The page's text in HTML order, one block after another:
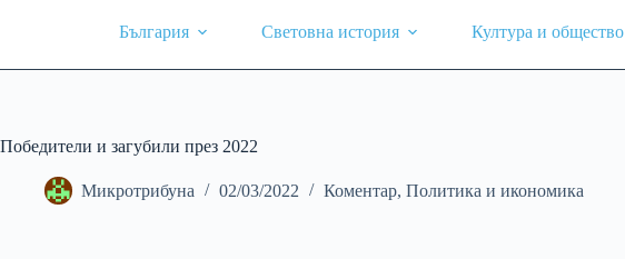
България Световна история Култура и общество
Победители и загубили през 2022
Микротрибуна 02/03/2022 Коментар, Политика и икономика